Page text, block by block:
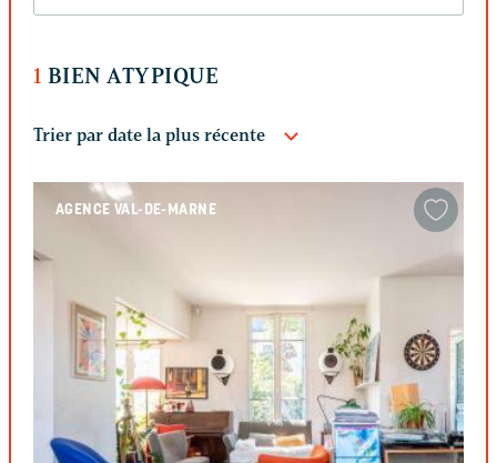
1 BIEN ATYPIQUE
AGENCE VAL-DE-MARNE